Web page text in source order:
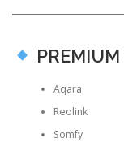
Aqara
Reolink
Somfy